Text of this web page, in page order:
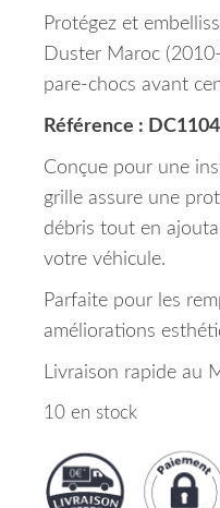
Protégez et
Duster Maroc
pare-chocs avant
Référence :
Conçue pour une
grille assure une
débris tout en
votre véhicule.
Parfaite pour les
améliorations
Livraison rapide au
10 en stock